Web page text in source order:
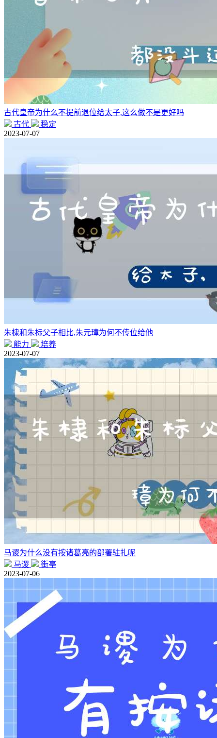
古代皇帝为什么不提前退位给太子,这么做不是更好吗
古代
稳定
2023-07-07
朱棣和朱标父子相比,朱元璋为何不传位给他
能力
培养
2023-07-07
马谡为什么没有按诸葛亮的部署驻扎呢
马谡
街亭
2023-07-06